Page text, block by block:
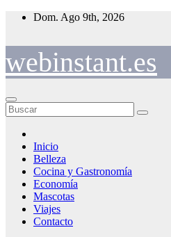
Saltar
Dom. Ago 9th, 2026
webinstant.es
Inicio
Belleza
Cocina y Gastronomía
Economía
Mascotas
Viajes
Contacto